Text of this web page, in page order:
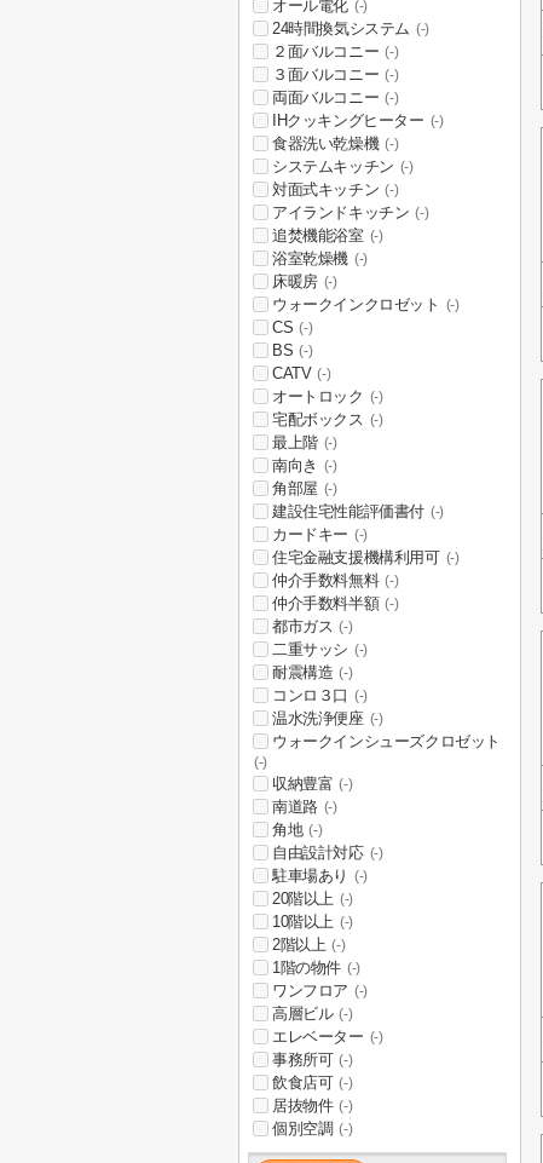
オール電化 (-)
24時間換気システム (-)
２面バルコニー (-)
３面バルコニー (-)
両面バルコニー (-)
IHクッキングヒーター (-)
食器洗い乾燥機 (-)
システムキッチン (-)
対面式キッチン (-)
アイランドキッチン (-)
追焚機能浴室 (-)
浴室乾燥機 (-)
床暖房 (-)
ウォークインクロゼット (-)
CS (-)
BS (-)
CATV (-)
オートロック (-)
宅配ボックス (-)
最上階 (-)
南向き (-)
角部屋 (-)
建設住宅性能評価書付 (-)
カードキー (-)
住宅金融支援機構利用可 (-)
仲介手数料無料 (-)
仲介手数料半額 (-)
都市ガス (-)
二重サッシ (-)
耐震構造 (-)
コンロ３口 (-)
温水洗浄便座 (-)
ウォークインシューズクロゼット
(-)
収納豊富 (-)
南道路 (-)
角地 (-)
自由設計対応 (-)
駐車場あり (-)
20階以上 (-)
10階以上 (-)
2階以上 (-)
1階の物件 (-)
ワンフロア (-)
高層ビル (-)
エレベーター (-)
事務所可 (-)
飲食店可 (-)
居抜物件 (-)
個別空調 (-)